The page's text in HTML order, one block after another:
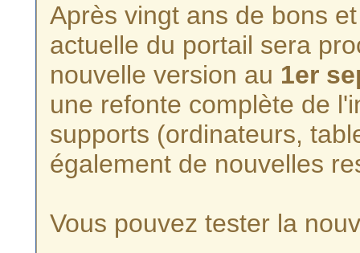
Après vingt ans de bons
actuelle du portail sera
nouvelle version au 1er
une refonte complète de
supports (ordinateurs,
également de nouvelles
Vous pouvez tester la